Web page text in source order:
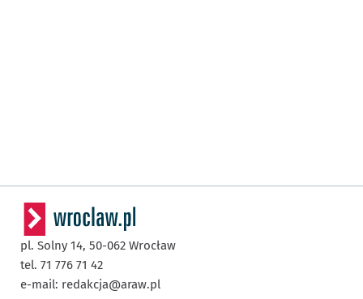
pl. Solny 14, 50-062 Wrocław
tel. 71 776 71 42
e-mail: redakcja@araw.pl